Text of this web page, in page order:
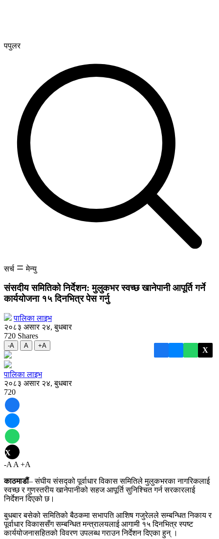
पपुलर
सर्च मेन्यु
संसदीय समितिको निर्देशन: मुलुकभर स्वच्छ खानेपानी आपूर्ति गर्ने
कार्ययोजना १५ दिनभित्र पेस गर्नु
पालिका लाइभ
२०८३ असार २४, बुधबार
720 Shares
X
-A A +A
पालिका लाइभ
२०८३ असार २४, बुधबार
720
X
-A A +A
काठमाडौं– संघीय संसद्को पूर्वाधार विकास समितिले मुलुकभरका नागरिकलाई
स्वच्छ र गुणस्तरीय खानेपानीको सहज आपूर्ति सुनिश्चित गर्न सरकारलाई
निर्देशन दिएको छ।
बुधबार बसेको समितिको बैठकमा सभापति आशिष गजुरेलले सम्बन्धित निकाय र
पूर्वाधार विकाससँग सम्बन्धित मन्त्रालयलाई आगामी १५ दिनभित्र स्पष्ट
कार्ययोजनासहितको विवरण उपलब्ध गराउन निर्देशन दिएका हुन् ।